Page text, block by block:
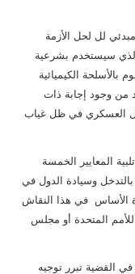
لل لحل الأزمة
سيستخدم بشرعية
الكيميائية
من وجود إجابة ذات
العسكري في ظل غياب
المعايير الخمسة
بالتدخل وسيادة الدول في
الأساس في هذا النقاش
المتحدة أو مجلس
في القضية تبرر توجيه